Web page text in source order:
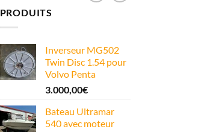
PRODUITS
Inverseur MG502
Twin Disc 1.54 pour
Volvo Penta
3.000,00€
Bateau Ultramar
540 avec moteur